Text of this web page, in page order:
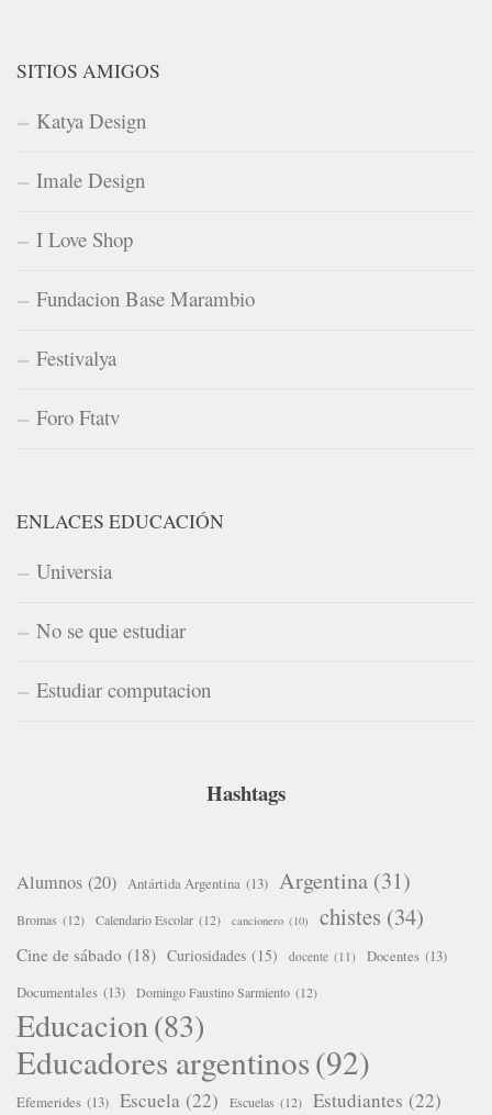
SITIOS AMIGOS
Katya Design
Imale Design
I Love Shop
Fundacion Base Marambio
Festivalya
Foro Ftatv
ENLACES EDUCACIÓN
Universia
No se que estudiar
Estudiar computacion
Hashtags
Alumnos (20) Antártida Argentina (13) Argentina (31)
Bromas (12) Calendario Escolar (12) cancionero (10) chistes (34)
Cine de sábado (18) Curiosidades (15) docente (11) Docentes (13)
Documentales (13) Domingo Faustino Sarmiento (12)
Educacion(83)
Educadores argentinos(92)
Efemerides (13) Escuela (22) Escuelas (12) Estudiantes (22)